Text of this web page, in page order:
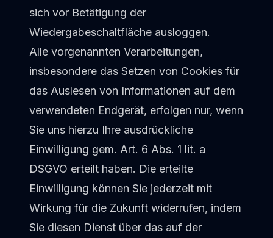
sich vor Betätigung der
Wiedergabeschaltfläche ausloggen.
Alle vorgenannten Verarbeitungen,
insbesondere das Setzen von Cookies für
das Auslesen von Informationen auf dem
verwendeten Endgerät, erfolgen nur, wenn
Sie uns hierzu Ihre ausdrückliche
Einwilligung gem. Art. 6 Abs. 1 lit. a
DSGVO erteilt haben. Die erteilte
Einwilligung können Sie jederzeit mit
Wirkung für die Zukunft widerrufen, indem
Sie diesen Dienst über das auf der